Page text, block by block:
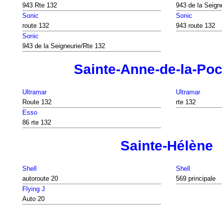
943 Rte 132
943 de la
Sonic
route 132
Sonic
943 route 132
Sonic
943 de la Seigneurie/Rte 132
Sainte-Anne-de-la-
Ultramar
Route 132
Ultramar
rte 132
Esso
86 rte 132
Sainte-Hélène
Shell
autoroute 20
Shell
569 principale
Flying J
Auto 20